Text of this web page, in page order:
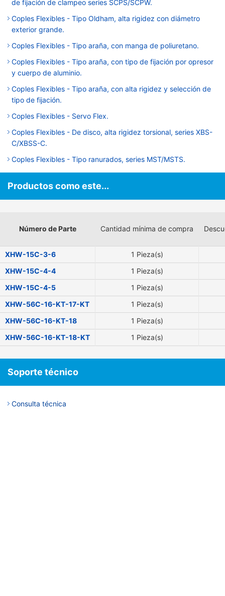
de fijación de clampeo series SCPS/SCPW.
Coples Flexibles - Tipo Oldham, alta rigidez con diámetro
exterior grande.
Coples Flexibles - Tipo araña, con manga de poliuretano.
Coples Flexibles - Tipo araña, con tipo de fijación por opresor
y cuerpo de aluminio.
Coples Flexibles - Tipo araña, con alta rigidez y selección de
tipo de fijación.
Coples Flexibles - Servo Flex.
Coples Flexibles - De disco, alta rigidez torsional, series XBS-
C/XBSS-C.
Coples Flexibles - Tipo ranurados, series MST/MSTS.
Productos como este...
Número de Parte Cantidad mínima de compra
XHW-15C-3-6
1 Pieza(s)
XHW-15C-4-4
1 Pieza(s)
XHW-15C-4-5
1 Pieza(s)
XHW-56C-16-KT-17-KT
1 Pieza(s)
XHW-56C-16-KT-18
1 Pieza(s)
XHW-56C-16-KT-18-KT
1 Pieza(s)
Soporte técnico
Consulta técnica